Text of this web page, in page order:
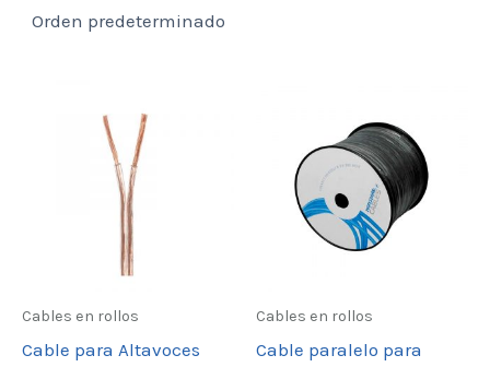
Cables en rollos
Cable para Altavoces
Cables en rollos
Cable paralelo para